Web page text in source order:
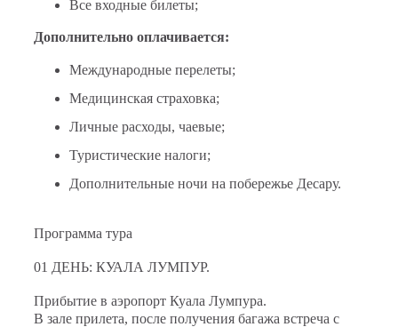
Все входные билеты;
Дополнительно оплачивается:
Международные перелеты;
Медицинская страховка;
Личные расходы, чаевые;
Туристические налоги;
Дополнительные ночи на побережье Десару.
Программа тура
01 ДЕНЬ: КУАЛА ЛУМПУР.
Прибытие в аэропорт Куала Лумпура.
В зале прилета, после получения багажа встреча с